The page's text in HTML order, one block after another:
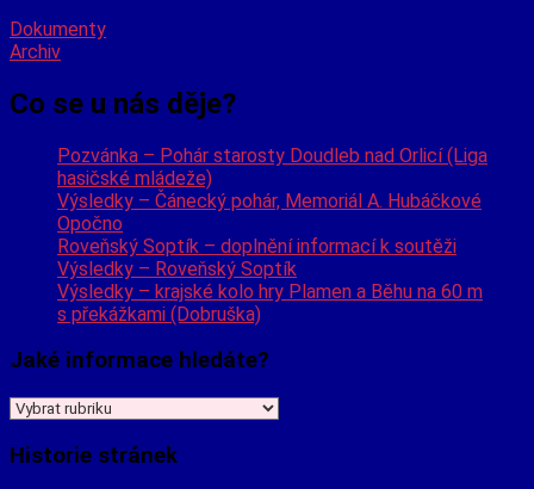
Dokumenty
Archiv
Co se u nás děje?
Pozvánka – Pohár starosty Doudleb nad Orlicí (Liga
hasičské mládeže)
Výsledky – Čánecký pohár, Memoriál A. Hubáčkové
Opočno
Roveňský Soptík – doplnění informací k soutěži
Výsledky – Roveňský Soptík
Výsledky – krajské kolo hry Plamen a Běhu na 60 m
s překážkami (Dobruška)
Jaké informace hledáte?
Jaké
hledáte?
Historie stránek